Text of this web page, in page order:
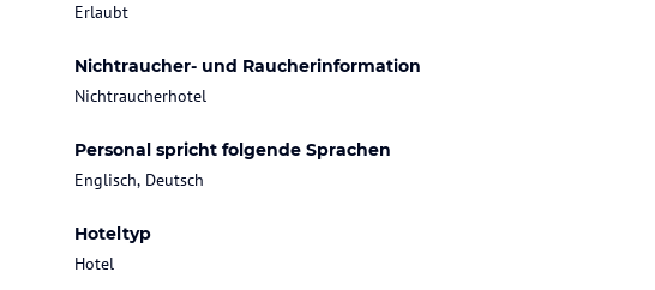
Erlaubt
Nichtraucher- und Raucherinformation
Nichtraucherhotel
Personal spricht folgende Sprachen
Englisch, Deutsch
Hoteltyp
Hotel